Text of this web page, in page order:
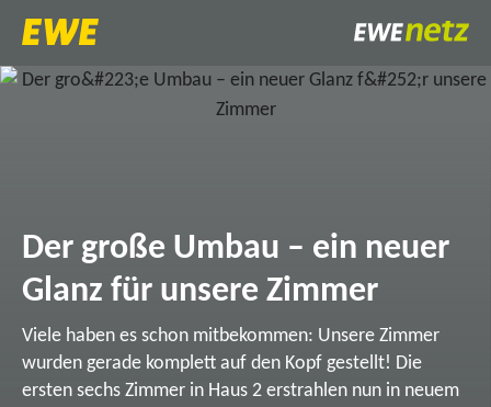
Der große Umbau – ein neuer
Glanz für unsere Zimmer
Viele haben es schon mitbekommen: Unsere Zimmer
wurden gerade komplett auf den Kopf gestellt! Die
ersten sechs Zimmer in Haus 2 erstrahlen nun in neuem